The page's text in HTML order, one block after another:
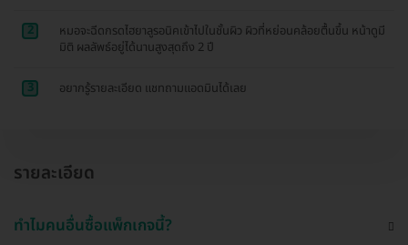
2
หมอจะฉีดกรดไฮยาลูรอนิคเข้าไปในชั้นผิว ผิวที่หย่อนคล้อยตื้นขึ้น หน้าดูมี
มิติ ผลลัพธ์อยู่ได้นานสูงสุดถึง 2 ปี
3 อยากรู้รายละเอียด แชทถามแอดมินได้เลย
รายละเอียด
ทำไมคนอื่นซื้อแพ็กเกจนี้?